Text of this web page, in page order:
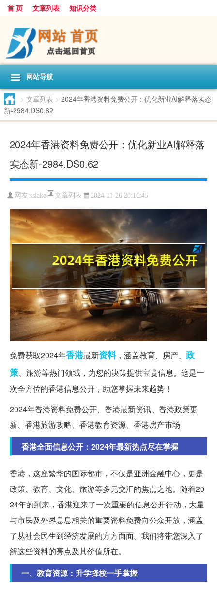
首 页 文章列表 知识分类
网站导航
> 文章列表 > 2024年香港资料免费公开：优化新业AI解释落实态
新-2984.DS0.62
2024年香港资料免费公开：优化新业AI解释落
实态新-2984.DS0.62
网友:sslake 文章列表 2024-11-26 20:16:45
免费获取2024年香港最新资料，涵盖教育、房产、 政
策、旅游等热门领域，为您的决策提供宝贵信息。这是一
次全方位的香港信息公开，助您掌握未来趋势！
2024年香港资料免费公开、香港最新资讯、香港政策更
新、香港旅游攻略、香港教育资源、香港房产市场
香港全面信息公开：2024年最新热点尽在掌握
香港，这座繁华的国际都市，不仅是亚洲金融中心，更是
政策、教育、文化、旅游等多元交汇的焦点之地。随着20
24年的到来，香港迎来了一次重要的信息公开行动，大量
与市民及外界息息相关的重要资料免费向公众开放，涵盖
了从社会民生到经济发展的方方面面。我们将带您深入了
解这些资料的亮点及其价值所在。
一、教育资源：升学择校一手掌握